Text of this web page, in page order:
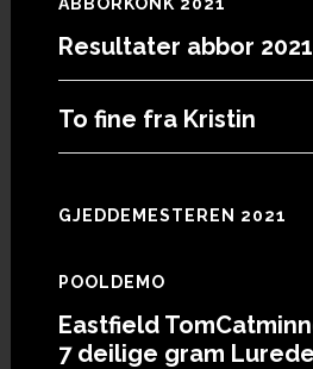
Resultater abbor
To fine fra Kristin
GJEDDEMESTEREN 2021
POOLDEMO
Eastfield
7 deilige gram